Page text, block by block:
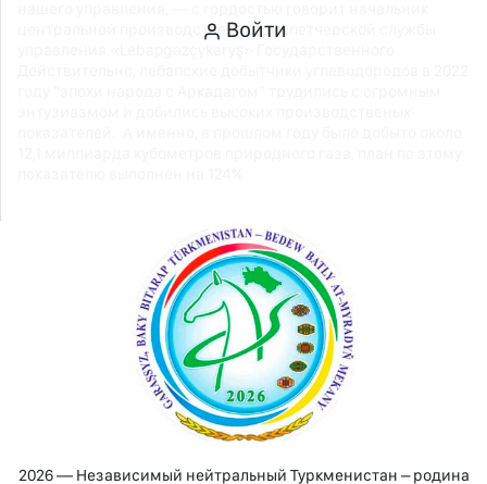
центральной производственно-диспетчерской службы
Войти
2026 — Независимый нейтральный Туркменистан – родина